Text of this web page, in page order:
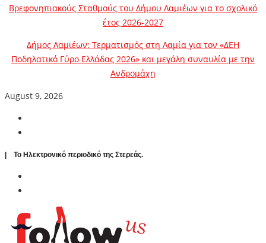
Βρεφονηπιακούς Σταθμούς του Δήμου Λαμιέων για το σχολικό
έτος 2026-2027
Δήμος Λαμιέων: Τερματισμός στη Λαμία για τον «ΔΕΗ
Ποδηλατικό Γύρο Ελλάδας 2026» και μεγάλη συναυλία με την
Ανδρομάχη
August 9, 2026
| To Ηλεκτρονικό περιοδικό της Στερεάς.